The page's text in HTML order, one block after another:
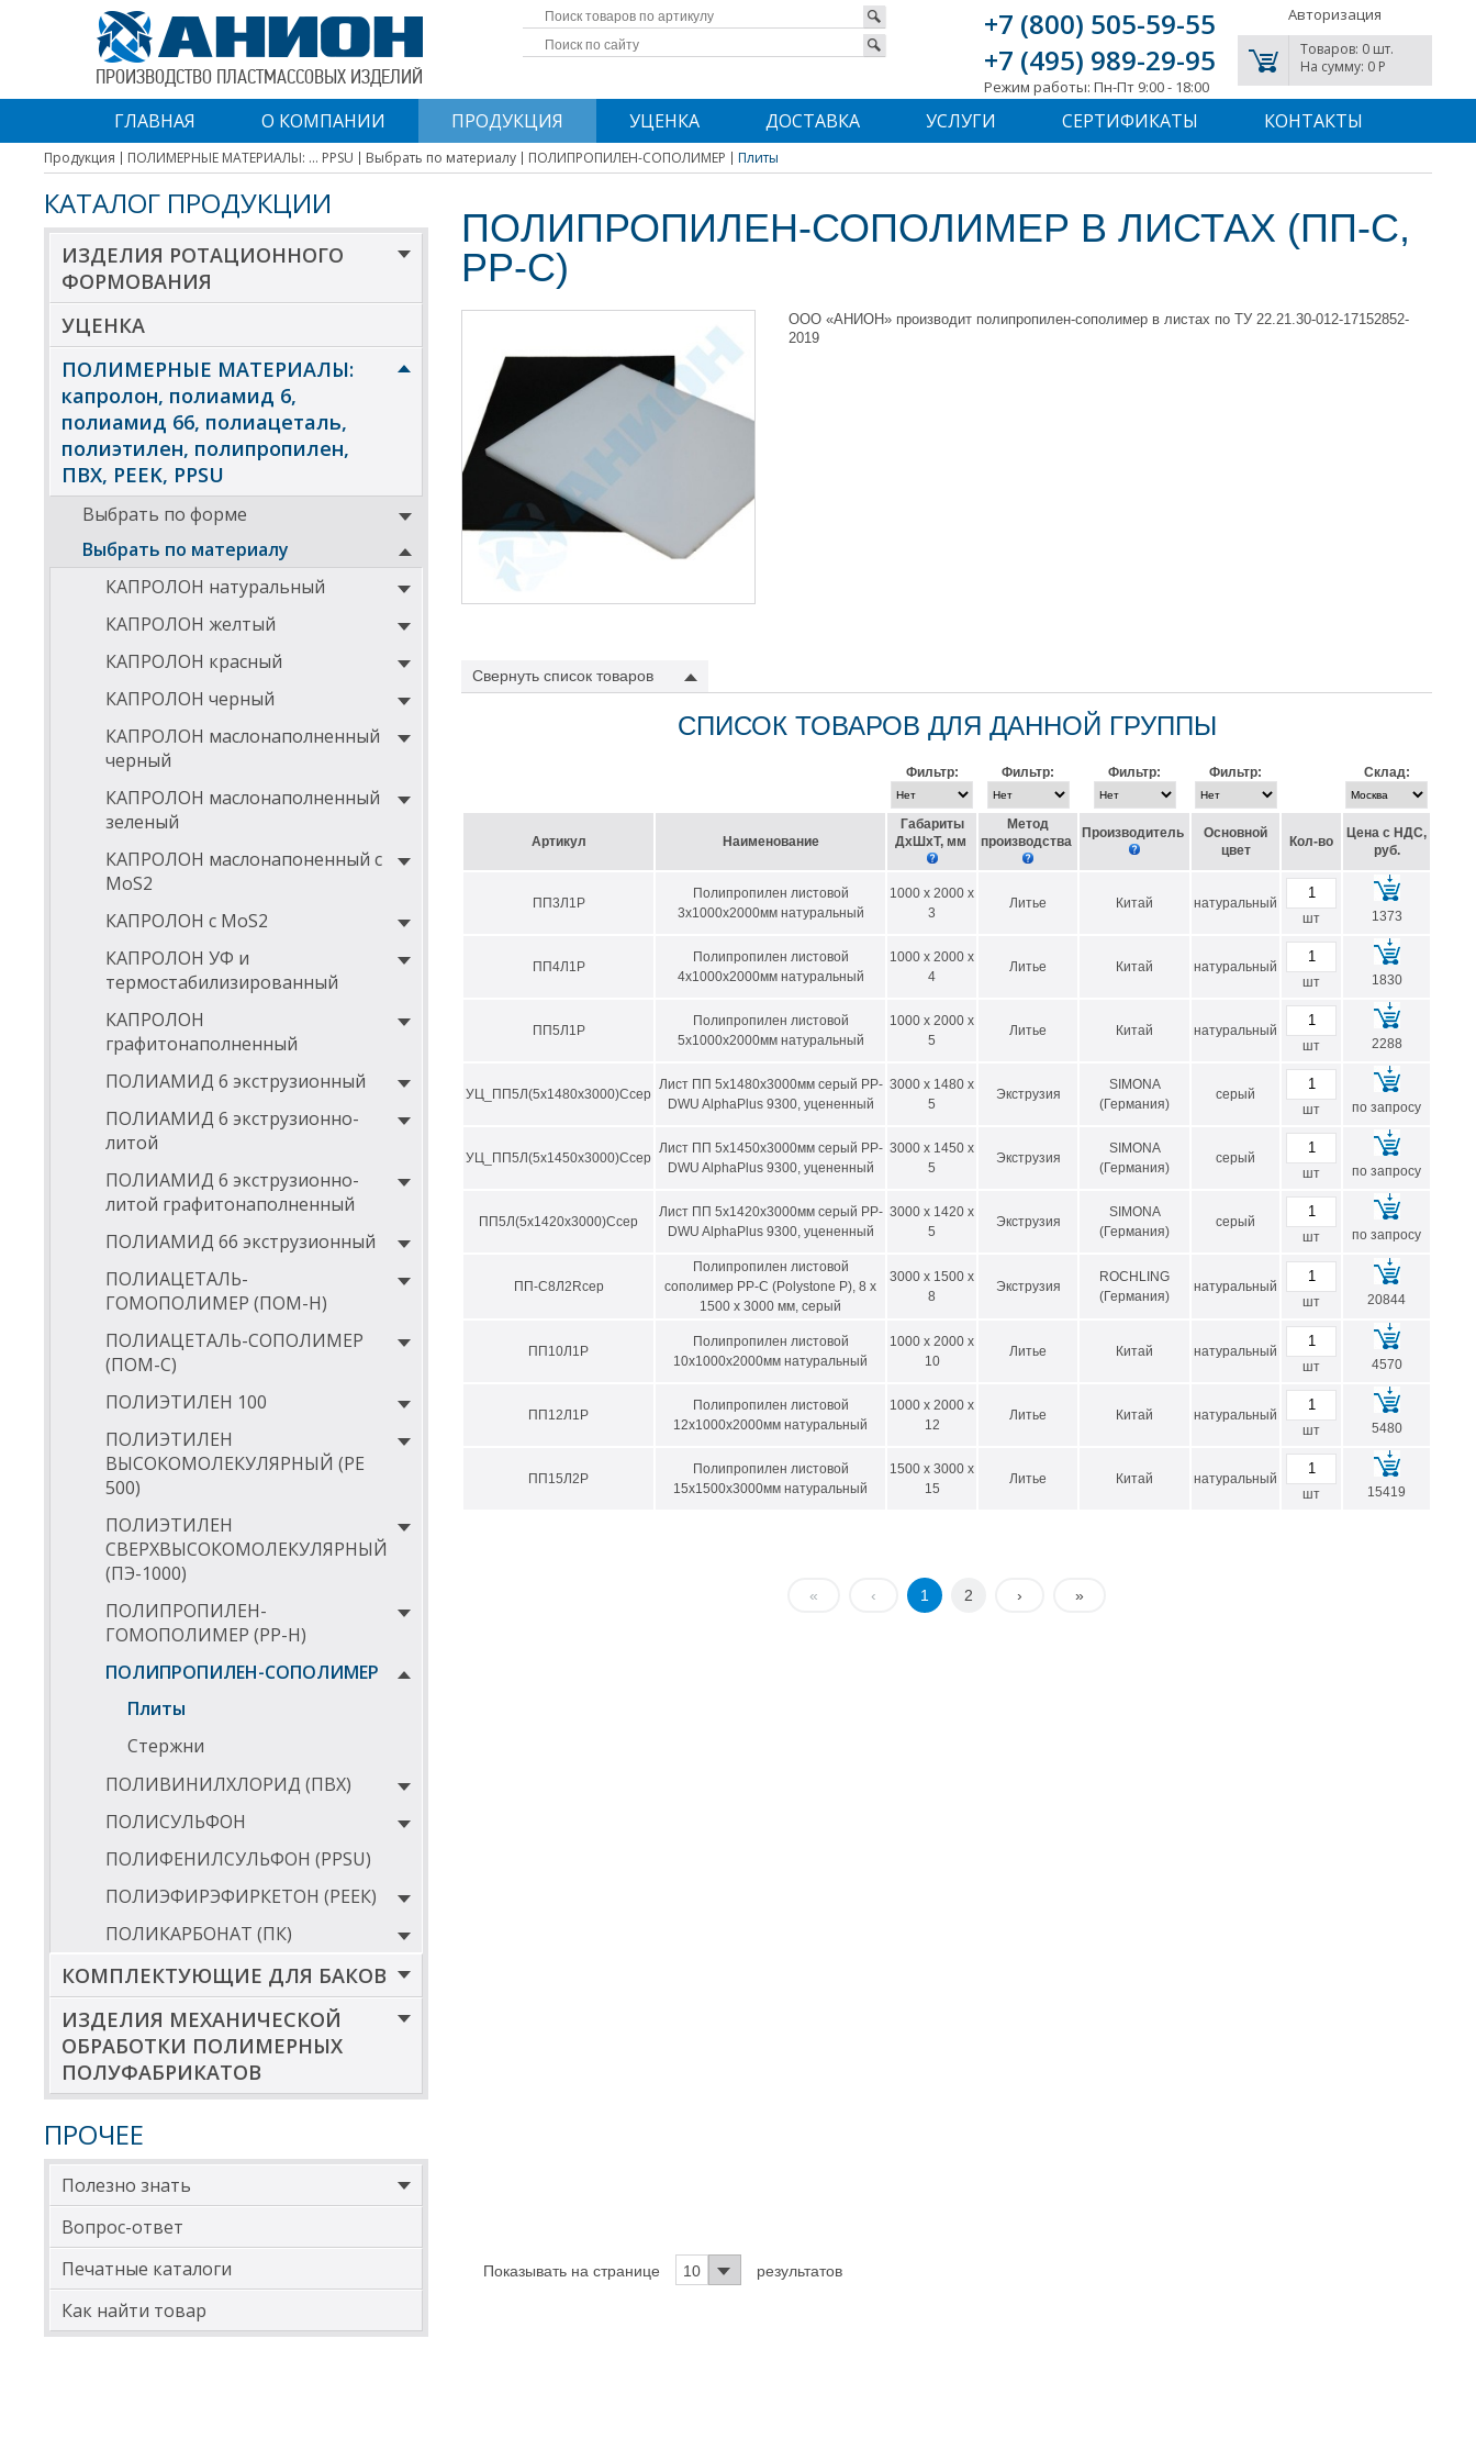
+7 (800) 505-59-55
+7 (495) 989-29-95
Режим работы: Пн-Пт 9:00 - 18:00
Авторизация
Товаров: 0 шт.
На сумму: 0 P
ПРОИЗВОДСТВО ПЛАСТМАССОВЫХ ИЗДЕЛИЙ
ГЛАВНАЯ О КОМПАНИИ ПРОДУКЦИЯ УЦЕНКА ДОСТАВКА УСЛУГИ СЕРТИФИКАТЫ КОНТАКТЫ
Продукция ПОЛИМЕРНЫЕ МАТЕРИАЛЫ: ... PPSU Выбрать по материалу ПОЛИПРОПИЛЕН-СОПОЛИМЕР Плиты
КАТАЛОГ ПРОДУКЦИИ
ИЗДЕЛИЯ РОТАЦИОННОГО
ФОРМОВАНИЯ
УЦЕНКА
ПОЛИМЕРНЫЕ МАТЕРИАЛЫ:
капролон, полиамид 6,
полиамид 66, полиацеталь,
полиэтилен, полипропилен,
ПВХ, PEEK, PPSU
Выбрать по форме
Выбрать по материалу
КАПРОЛОН натуральный
КАПРОЛОН желтый
КАПРОЛОН красный
КАПРОЛОН черный
КАПРОЛОН маслонаполненный
черный
КАПРОЛОН маслонаполненный
зеленый
КАПРОЛОН маслонапоненный с
MoS2
КАПРОЛОН с MoS2
КАПРОЛОН УФ и
термостабилизированный
КАПРОЛОН
графитонаполненный
ПОЛИАМИД 6 экструзионный
ПОЛИАМИД 6 экструзионно-
литой
ПОЛИАМИД 6 экструзионно-
литой графитонаполненный
ПОЛИАМИД 66 экструзионный
ПОЛИАЦЕТАЛЬ-
ГОМОПОЛИМЕР (ПОМ-Н)
ПОЛИАЦЕТАЛЬ-СОПОЛИМЕР
(ПОМ-С)
ПОЛИЭТИЛЕН 100
ПОЛИЭТИЛЕН
ВЫСОКОМОЛЕКУЛЯРНЫЙ (РЕ
500)
ПОЛИЭТИЛЕН
СВЕРХВЫСОКОМОЛЕКУЛЯРНЫЙ
(ПЭ-1000)
ПОЛИПРОПИЛЕН-
ГОМОПОЛИМЕР (PP-Н)
ПОЛИПРОПИЛЕН-СОПОЛИМЕР
Плиты
Стержни
ПОЛИВИНИЛХЛОРИД (ПВХ)
ПОЛИСУЛЬФОН
ПОЛИФЕНИЛСУЛЬФОН (PPSU)
ПОЛИЭФИРЭФИРКЕТОН (РЕЕК)
ПОЛИКАРБОНАТ (ПК)
КОМПЛЕКТУЮЩИЕ ДЛЯ БАКОВ
ИЗДЕЛИЯ МЕХАНИЧЕСКОЙ
ОБРАБОТКИ ПОЛИМЕРНЫХ
ПОЛУФАБРИКАТОВ
ПРОЧЕЕ
Полезно знать
Вопрос-ответ
Печатные каталоги
Как найти товар
ПОЛИПРОПИЛЕН-СОПОЛИМЕР В ЛИСТАХ (ПП-С,
PP-C)
ООО «АНИОН» производит полипропилен-сополимер в листах по ТУ 22.21.30-012-17152852-
2019
Свернуть список товаров
СПИСОК ТОВАРОВ ДЛЯ ДАННОЙ ГРУППЫ
Фильтр: Фильтр: Фильтр: Фильтр: Склад:
Артикул Наименование
Габариты
ДхШхТ, мм
Метод
производства
Производитель
Основной
цвет
Кол-во
Цена с НДС,
руб.
ПП3Л1P
Полипропилен листовой
3х1000х2000мм натуральный
1000 x 2000 x
3
Литье Китай
натуральный
шт
1373
ПП4Л1P
Полипропилен листовой
4х1000х2000мм натуральный
1000 x 2000 x
4
Литье Китай
натуральный
шт
1830
ПП5Л1P
Полипропилен листовой
5х1000х2000мм натуральный
1000 x 2000 x
5
Литье Китай
натуральный
шт
2288
УЦ_ПП5Л(5х1480х3000)Ссер
Лист ПП 5х1480х3000мм серый PP-
DWU AlphaPlus 9300, уцененный
3000 x 1480 x
5
Экструзия
SIMONA
(Германия)
серый
шт
по запросу
УЦ_ПП5Л(5х1450х3000)Ссер
Лист ПП 5х1450х3000мм серый PP-
DWU AlphaPlus 9300, уцененный
3000 x 1450 x
5
Экструзия
SIMONA
(Германия)
серый
шт
по запросу
ПП5Л(5х1420х3000)Ссер
Лист ПП 5х1420х3000мм серый PP-
DWU AlphaPlus 9300, уцененный
3000 x 1420 x
5
Экструзия
SIMONA
(Германия)
серый
шт
по запросу
ПП-С8Л2Rсер
Полипропилен листовой
сополимер PP-C (Рolystone P), 8 х
1500 х 3000 мм, серый
3000 x 1500 x
8
Экструзия
ROCHLING
(Германия)
натуральный
шт
20844
ПП10Л1P
Полипропилен листовой
10х1000х2000мм натуральный
1000 x 2000 x
10
Литье Китай
натуральный
шт
4570
ПП12Л1P
Полипропилен листовой
12х1000х2000мм натуральный
1000 x 2000 x
12
Литье Китай
натуральный
шт
5480
ПП15Л2P
Полипропилен листовой
15х1500х3000мм натуральный
1500 x 3000 x
15
Литье Китай
натуральный
шт
15419
« ‹ 1 2 › »
Показывать на странице 10 результатов